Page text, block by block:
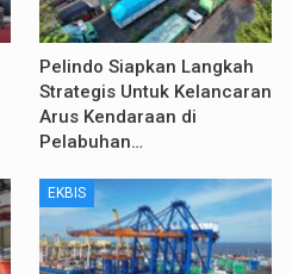
Pelindo Siapkan Langkah
Strategis Untuk Kelancaran
Arus Kendaraan di
Pelabuhan…
EKBIS